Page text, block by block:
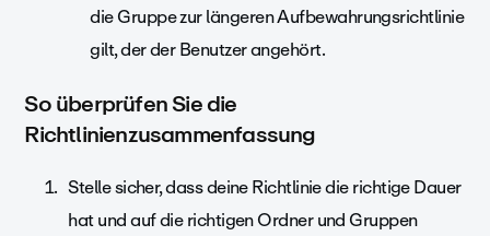
die Gruppe zur längeren Aufbewahrungsrichtlinie
gilt, der der Benutzer angehört.
So überprüfen Sie die
Richtlinienzusammenfassung
Stelle sicher, dass deine Richtlinie die richtige Dauer
hat und auf die richtigen Ordner und Gruppen